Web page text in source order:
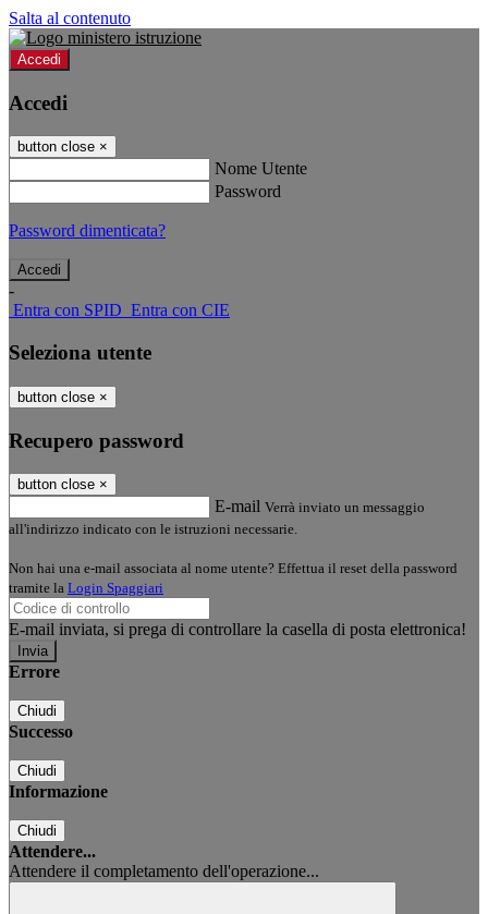
Salta al contenuto
Accedi
Accedi
button close ×
Nome Utente
Password
Password dimenticata?
-
Entra con SPID Entra con CIE
Seleziona utente
button close ×
Recupero password
button close ×
E-mail Verrà inviato un messaggio
all'indirizzo indicato con le istruzioni necessarie.
Non hai una e-mail associata al nome utente? Effettua il reset della password
tramite la Login Spaggiari
E-mail inviata, si prega di controllare la casella di posta elettronica!
Errore
Chiudi
Successo
Chiudi
Informazione
Chiudi
Attendere...
Attendere il completamento dell'operazione...